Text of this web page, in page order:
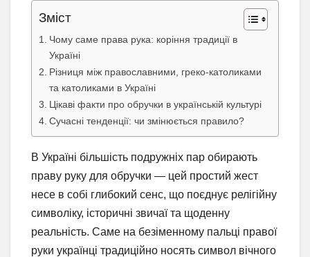
Зміст
Чому саме права рука: коріння традиції в
Україні
Різниця між православними, греко-католиками
та католиками в Україні
Цікаві факти про обручки в українській культурі
Сучасні тенденції: чи змінюється правило?
В Україні більшість подружніх пар обирають
праву руку для обручки — цей простий жест
несе в собі глибокий сенс, що поєднує релігійну
символіку, історичні звичаї та щоденну
реальність. Саме на безіменному пальці правої
руки українці традиційно носять символ вічного